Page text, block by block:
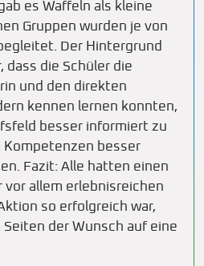
es Waffeln als kleine
Gruppen wurden je von
Der Hintergrund
dass die Schüler die
und den direkten
kennen lernen konnten,
besser informiert zu
Kompetenzen besser
Fazit: Alle hatten einen
vor allem erlebnisreichen
so erfolgreich war,
der Wunsch auf eine